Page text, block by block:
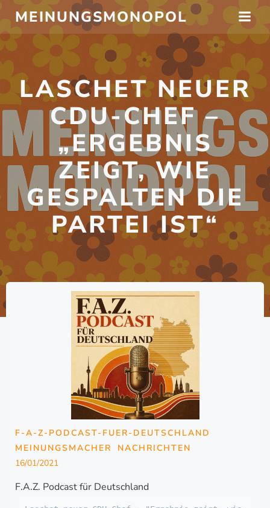
Zum
Inhalt
springen
MEINUNGSMONOPOL
LASCHET NEUER
CDU-CHEF –
„ERGEBNIS
ZEIGT, WIE
GESPALTEN DIE
PARTEI IST“
F-A-Z-PODCAST-FUER-DEUTSCHLAND
MEINUNGSMACHER
NACHRICHTEN
16/01/2021
F.A.Z. Podcast für Deutschland